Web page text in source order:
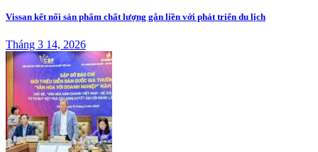
Vissan kết nối sản phẩm chất lượng gắn liền với phát triển du lịch
Tháng 3 14, 2026